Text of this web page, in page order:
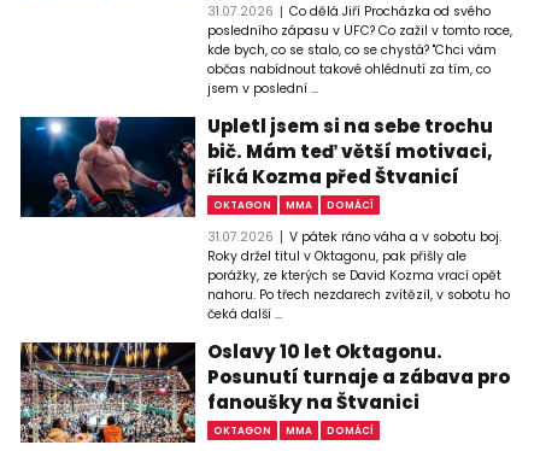
31.07.2026
Co dělá Jiří Procházka od svého
posledního zápasu v UFC? Co zažil v tomto roce,
kde bych, co se stalo, co se chystá? "Chci vám
občas nabídnout takové ohlédnutí za tím, co
jsem v poslední ...
Upletl jsem si na sebe trochu
bič. Mám teď větší motivaci,
říká Kozma před Štvanicí
OKTAGON MMA DOMÁCÍ
31.07.2026
V pátek ráno váha a v sobotu boj.
Roky držel titul v Oktagonu, pak přišly ale
porážky, ze kterých se David Kozma vrací opět
nahoru. Po třech nezdarech zvítězil, v sobotu ho
čeká další ...
Oslavy 10 let Oktagonu.
Posunutí turnaje a zábava pro
fanoušky na Štvanici
OKTAGON MMA DOMÁCÍ